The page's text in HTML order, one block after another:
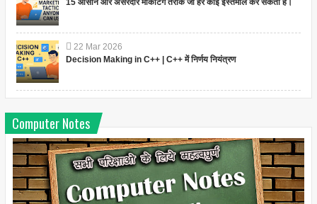
15 आसान और असरदार मार्केटिंग तरीके जो हर कोई इस्तेमाल कर सकता है।
22 Mar 2026
Decision Making in C++ | C++ में निर्णय नियंत्रण
Computer Notes